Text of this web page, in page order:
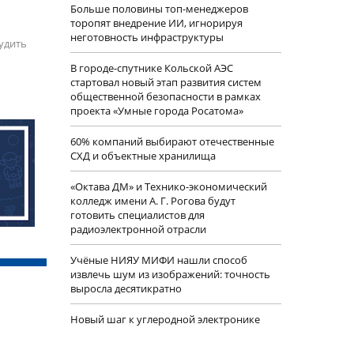
Больше половины топ-менеджеров
торопят внедрение ИИ, игнорируя
неготовность инфраструктуры
В городе-спутнике Кольской АЭС
стартовал новый этап развития систем
общественной безопасности в рамках
проекта «Умные города Росатома»
60% компаний выбирают отечественные
СХД и объектные хранилища
«Октава ДМ» и Технико-экономический
колледж имени А. Г. Рогова будут
готовить специалистов для
радиоэлектронной отрасли
Учëные НИЯУ МИФИ нашли способ
извлечь шум из изображений: точность
выросла десятикратно
Новый шаг к углеродной электронике